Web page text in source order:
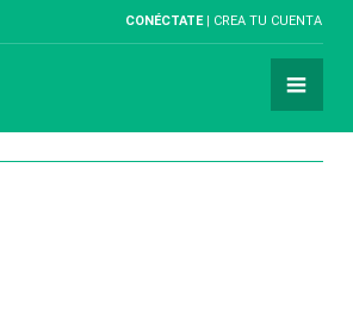
CONÉCTATE CREA TU CUENTA